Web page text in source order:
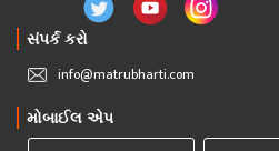
સંપર્ક કરો
info@matrubharti.com
મોબાઈલ એપ